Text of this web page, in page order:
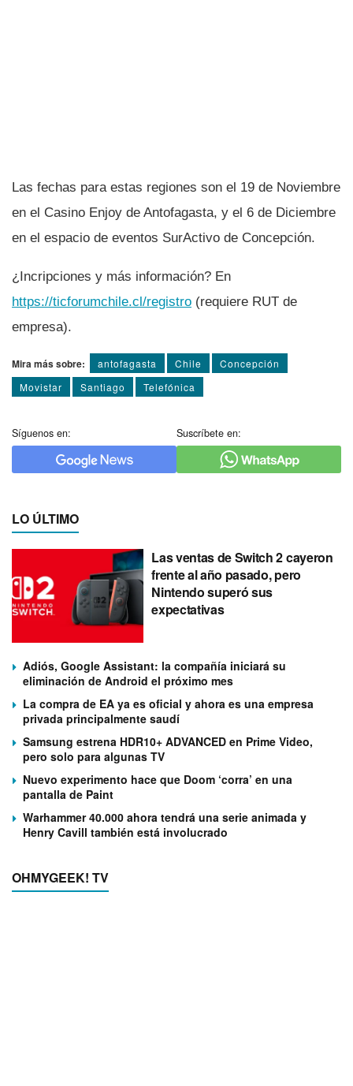
Las fechas para estas regiones son el 19 de Noviembre
en el Casino Enjoy de Antofagasta, y el 6 de Diciembre
en el espacio de eventos SurActivo de Concepción.
¿Incripciones y más información? En
https://ticforumchile.cl/registro (requiere RUT de
empresa).
Mira más sobre: antofagasta Chile
Concepción
Movistar
Santiago Telefónica
Síguenos en: Suscríbete en:
LO ÚLTIMO
Las ventas de Switch 2 cayeron
frente al año pasado, pero
Nintendo superó sus
expectativas
Adiós, Google Assistant: la compañía iniciará su
eliminación de Android el próximo mes
La compra de EA ya es oficial y ahora es una empresa
privada principalmente saudí
Samsung estrena HDR10+ ADVANCED en Prime Video,
pero solo para algunas TV
Nuevo experimento hace que Doom ‘corra’ en una
pantalla de Paint
Warhammer 40.000 ahora tendrá una serie animada y
Henry Cavill también está involucrado
OHMYGEEK! TV